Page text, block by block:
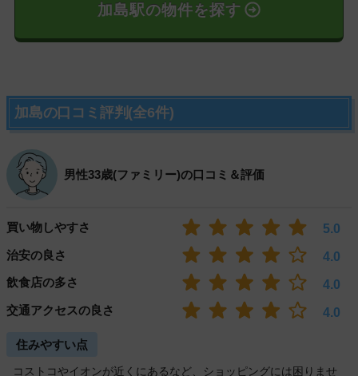
加島駅の物件を探す
加島の口コミ評判(全6件)
男性33歳(ファミリー)の口コミ＆評価
買い物しやすさ
5.0
治安の良さ
4.0
飲食店の多さ
4.0
交通アクセスの良さ
4.0
住みやすい点
コストコやイオンが近くにあるなど、ショッピングには困りませ